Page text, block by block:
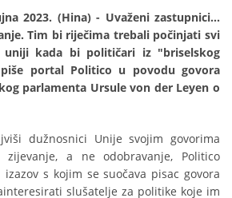
2023. (Hina) - Uvaženi zastupnici...
Tim bi riječima trebali počinjati svi
uniji kada bi političari iz "briselskog
portal Politico u povodu govora
parlamenta Ursule von der Leyen o
dužnosnici Unije svojim govorima
zijevanje, a ne odobravanje, Politico
s kojim se suočava pisac govora
slušatelje za politike koje im